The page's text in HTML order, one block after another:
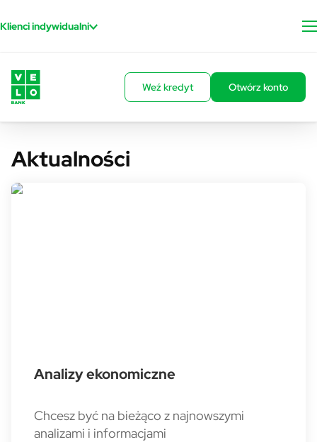
Klienci indywidualni
Weź kredyt Otwórz konto
Aktualności
Analizy ekonomiczne
Chcesz być na bieżąco z najnowszymi
analizami i informacjami